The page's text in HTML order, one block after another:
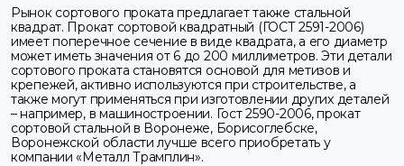
Рынок сортового проката предлагает также стальной
квадрат. Прокат сортовой квадратный (ГОСТ 2591-2006)
имеет поперечное сечение в виде квадрата, а его диаметр
может иметь значения от 6 до 200 миллиметров. Эти детали
сортового проката становятся основой для метизов и
крепежей, активно используются при строительстве, а
также могут применяться при изготовлении других деталей
– например, в машиностроении. Гост 2590-2006, прокат
сортовой стальной в Воронеже, Борисоглебске,
Воронежской области лучше всего приобретать у
компании «Металл Трамплин».